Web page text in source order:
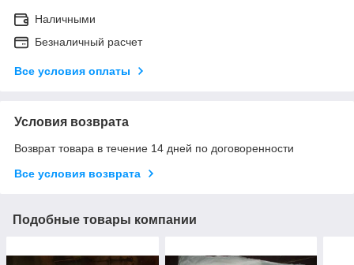
Наличными
Безналичный расчет
Все условия оплаты
Условия возврата
Возврат товара в течение 14 дней по договоренности
Все условия возврата
Подобные товары компании